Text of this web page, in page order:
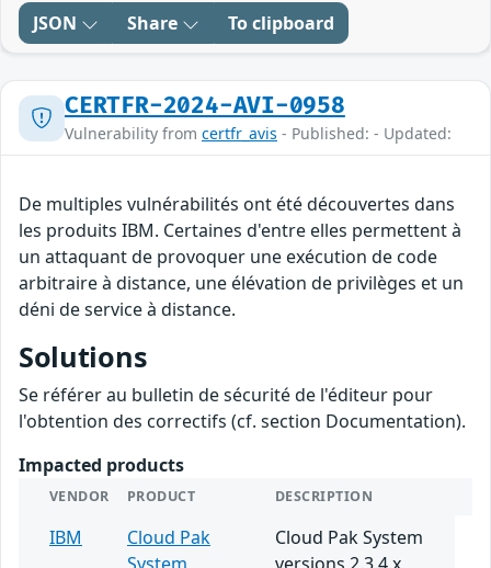
JSON Share To clipboard
CERTFR-2024-AVI-0958
Vulnerability from certfr_avis - Published: - Updated:
De multiples vulnérabilités ont été découvertes dans
les produits IBM. Certaines d'entre elles permettent à
un attaquant de provoquer une exécution de code
arbitraire à distance, une élévation de privilèges et un
déni de service à distance.
Solutions
Se référer au bulletin de sécurité de l'éditeur pour
l'obtention des correctifs (cf. section Documentation).
Impacted products
VENDOR PRODUCT DESCRIPTION
IBM
Cloud Pak
Cloud Pak System